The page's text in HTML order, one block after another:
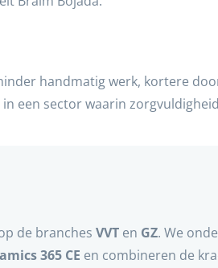
handmatig werk, kortere
een sector waarin
de branches VVT en GZ. We
365 CE en combineren de